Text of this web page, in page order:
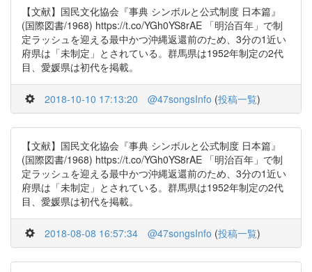
【文献】国民文化協会『事典 シンボルと公式制度 日本篇』
(国際図書/1968) https://t.co/YGh0YS8rAE 「明治百年」で制
定ラッシュを迎える最中かつ沖縄返還前のため、3分の1近い
府県は「未制定」とされている。群馬県は1952年制定の2代
目、愛媛県は初代を掲載。
2018-10-10 17:13:20 @47songsInfo (投稿一覧)
【文献】国民文化協会『事典 シンボルと公式制度 日本篇』
(国際図書/1968) https://t.co/YGh0YS8rAE 「明治百年」で制
定ラッシュを迎える最中かつ沖縄返還前のため、3分の1近い
府県は「未制定」とされている。群馬県は1952年制定の2代
目、愛媛県は初代を掲載。
2018-08-08 16:57:34 @47songsInfo (投稿一覧)